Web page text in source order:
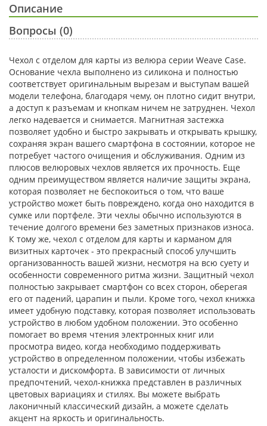
Описание
Вопросы (0)
Чехол с отделом для карты из велюра серии Weave Case.
Основание чехла выполнено из силикона и полностью
соответствует оригинальным вырезам и выступам вашей
модели телефона, благодаря чему, он плотно сидит внутри,
а доступ к разъемам и кнопкам ничем не затруднен. Чехол
легко надевается и снимается. Магнитная застежка
позволяет удобно и быстро закрывать и открывать крышку,
сохраняя экран вашего смартфона в состоянии, которое не
потребует частого очищения и обслуживания. Одним из
плюсов велюровых чехлов является их прочность. Еще
одним преимуществом является наличие защиты экрана,
которая позволяет не беспокоиться о том, что ваше
устройство может быть повреждено, когда оно находится в
сумке или портфеле. Эти чехлы обычно используются в
течение долгого времени без заметных признаков износа.
К тому же, чехол с отделом для карты и карманом для
визитных карточек - это прекрасный способ улучшить
организованность вашей жизни, несмотря на всю суету и
особенности современного ритма жизни. Защитный чехол
полностью закрывает смартфон со всех сторон, оберегая
его от падений, царапин и пыли. Кроме того, чехол книжка
имеет удобную подставку, которая позволяет использовать
устройство в любом удобном положении. Это особенно
помогает во время чтения электронных книг или
просмотра видео, когда необходимо поддерживать
устройство в определенном положении, чтобы избежать
усталости и дискомфорта. В зависимости от личных
предпочтений, чехол-книжка представлен в различных
цветовых вариациях и стилях. Вы можете выбрать
лаконичный классический дизайн, а можете сделать
акцент на яркость и оригинальность.